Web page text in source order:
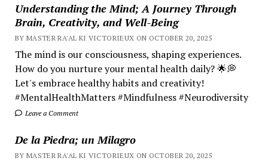
Understanding the Mind; A Journey Through
Brain, Creativity, and Well-Being
BY MASTER RA'AL KI VICTORIEUX ON OCTOBER 20, 2025
The mind is our consciousness, shaping experiences.
How do you nurture your mental health daily? 🌟💭
Let's embrace healthy habits and creativity!
#MentalHealthMatters #Mindfulness #Neurodiversity
Leave a Comment
De la Piedra; un Milagro
BY MASTER RA'AL KI VICTORIEUX ON OCTOBER 20, 2025